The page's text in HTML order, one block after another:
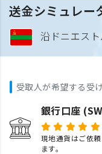
送金シミュレー
沿ドニエスト
受取人が希望する受
銀行口座
現地通貨はご依
ます。